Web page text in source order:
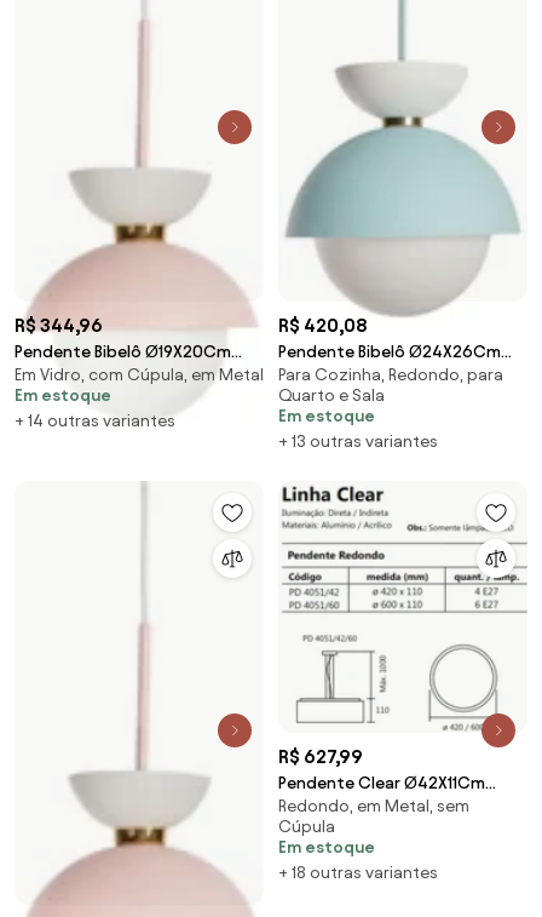
R$ 344,96
Pendente Bibelô Ø19X20Cm
Globo 14Cm 1Xe27 G45 / Anel
Distanciador Cobr... (PT - Preto
Texturizado)
Em Vidro, com Cúpula, em Metal
Em estoque
+ 14 outras variantes
R$ 420,08
Pendente Bibelô Ø24X26Cm
Globo 20Cm 1Xe27 / Anel
Distanciador Cobre |... (BT -
Branco Texturizado)
Para Cozinha, Redondo, para
Quarto e Sala
Em estoque
+ 13 outras variantes
R$ 627,99
Pendente Clear Ø42X11Cm
4Xe27 / Metal E Acrilico | Usina
4051/42 (BT - Branco
Texturizado)
Redondo, em Metal, sem
Cúpula
Em estoque
+ 18 outras variantes